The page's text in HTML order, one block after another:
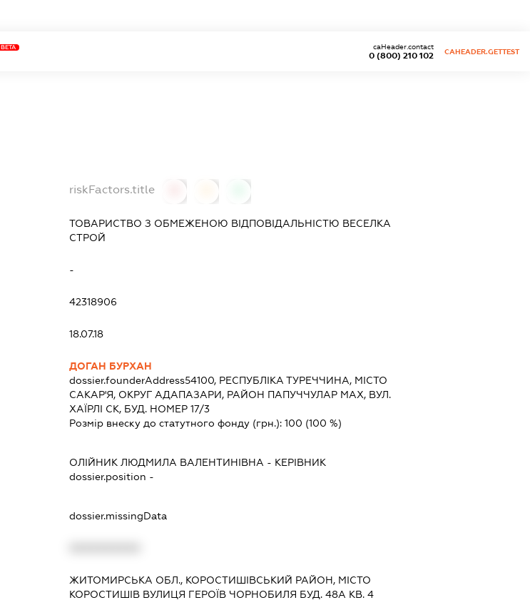
BETA
0 (800) 210 102
caHeader.contact
CAHEADER.GETTEST
riskFactors.title
ТОВАРИСТВО З ОБМЕЖЕНОЮ ВІДПОВІДАЛЬНІСТЮ ВЕСЕЛКА
СТРОЙ
-
42318906
18.07.18
ДОГАН БУРХАН
dossier.founderAddress54100, РЕСПУБЛІКА ТУРЕЧЧИНА, МІСТО
САКАР'Я, ОКРУГ АДАПАЗАРИ, РАЙОН ПАПУЧЧУЛАР МАХ, ВУЛ.
ХАЇРЛІ СК, БУД. НОМЕР 17/3
Розмір внеску до статутного фонду (грн.): 100 (100 %)
ОЛІЙНИК ЛЮДМИЛА ВАЛЕНТИНІВНА - КЕРІВНИК
dossier.position -
dossier.missingData
ЖИТОМИРСЬКА ОБЛ., КОРОСТИШІВСЬКИЙ РАЙОН, МІСТО
КОРОСТИШІВ ВУЛИЦЯ ГЕРОЇВ ЧОРНОБИЛЯ БУД. 48А КВ. 4